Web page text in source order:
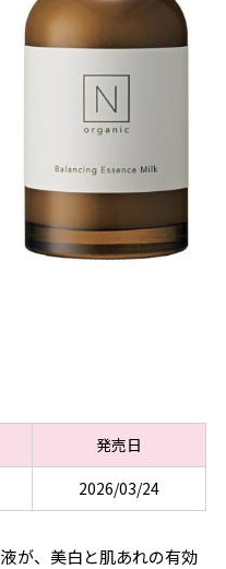
発売日
2026/03/24
が、美白と肌あれの有効